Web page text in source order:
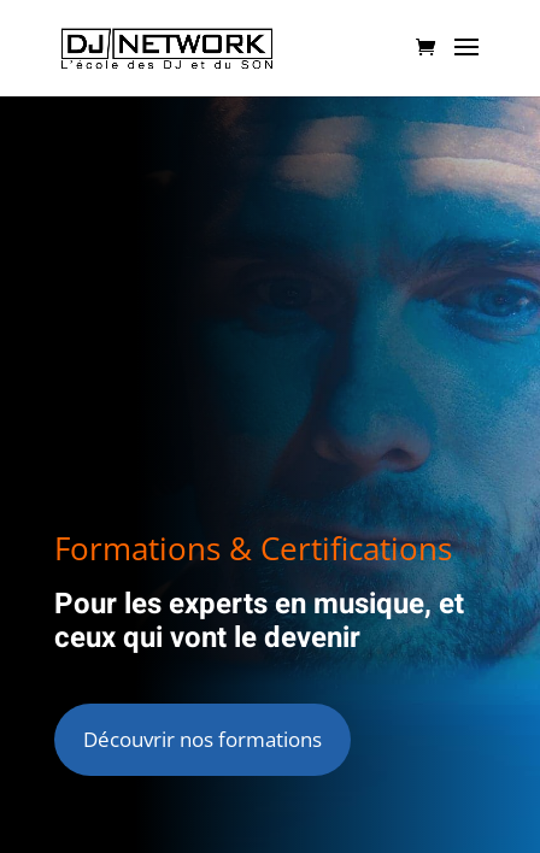
Formations & Certifications
Pour les experts en musique, et
ceux qui vont le devenir
Découvrir nos formations